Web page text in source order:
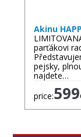
Akinu
parťákovi
pejsky,
najdete…
price:599